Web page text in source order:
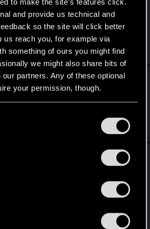
and provide us technical and
so the site will click better
us reach you, for example via
something of ours you might find
we might also share bits of
partners. Any of these optional
your permission, though.
regarding them in the
bundle, promocje, okazje with
.
and Suffering of Sir Brante" do przypisania
AM
toSinkey87's postin the
- bundle, promocje, okazje
.
darmo na Steam do 9 sierpnia do 19:00.
AM
Alisa_Daerienn's post
tylko lurkowałam na forum, a stosunkowo